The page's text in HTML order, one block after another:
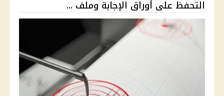
التحفظ على أوراق الإجابة وملف ...